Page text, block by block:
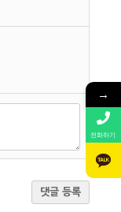
댓글 등록
→
전화하기